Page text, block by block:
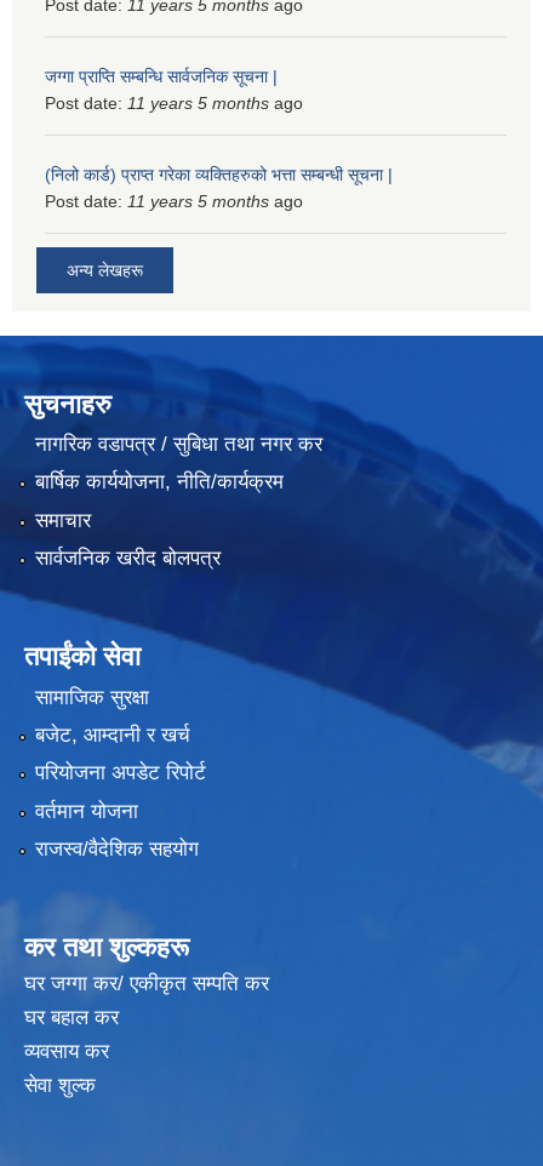
Post date: 11 years 5 months ago
जग्गा प्राप्ति सम्बन्धि सार्वजनिक सूचना |
Post date: 11 years 5 months ago
(निलो कार्ड) प्राप्त गरेका व्यक्तिहरुको भत्ता सम्बन्धी सूचना |
Post date: 11 years 5 months ago
अन्य लेखहरू
सुचनाहरु
नागरिक वडापत्र / सुबिधा तथा नगर कर
बार्षिक कार्ययोजना, नीति/कार्यक्रम
समाचार
सार्वजनिक खरीद बोलपत्र
तपाईंको सेवा
सामाजिक सुरक्षा
बजेट, आम्दानी र खर्च
परियोजना अपडेट रिपोर्ट
वर्तमान योजना
राजस्व/वैदेशिक सहयोग
कर तथा शुल्कहरू
घर जग्गा कर/ एकीकृत सम्पति कर
घर बहाल कर
व्यवसाय कर
सेवा शुल्क